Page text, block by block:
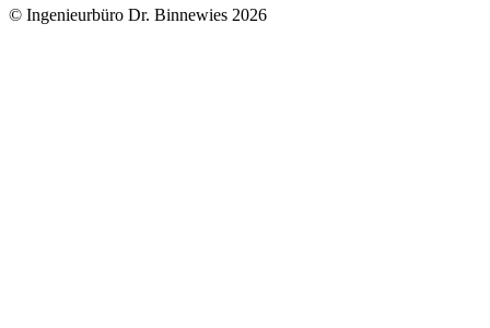
© Ingenieurbüro Dr. Binnewies 2026